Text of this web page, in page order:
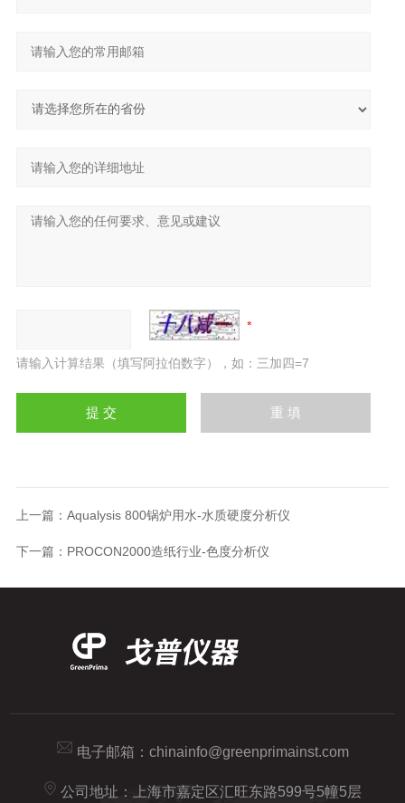
请输入计算结果（填写阿拉伯数字），如：三加四=7
上一篇： Aqualysis 800锅炉用水-水质硬度分析仪
下一篇： PROCON2000造纸行业-色度分析仪
电子邮箱： chinainfo@greenprimainst.com
公司地址：上海市嘉定区汇旺东路599号5幢5层